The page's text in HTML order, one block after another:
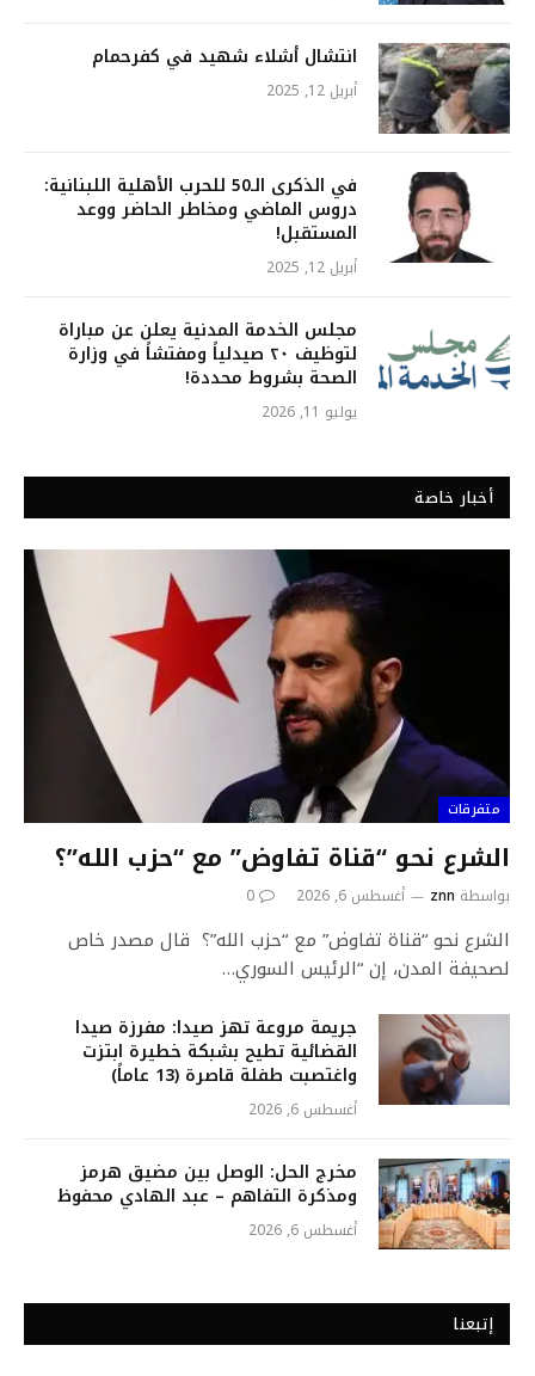
انتشال أشلاء شهيد في كفرحمام
أبريل 12, 2025
في الذكرى الـ50 للحرب الأهلية اللبنانية:
دروس الماضي ومخاطر الحاضر ووعد
المستقبل!
أبريل 12, 2025
مجلس الخدمة المدنية يعلن عن مباراة
لتوظيف ٢٠ صيدلياً ومفتشاً في وزارة
الصحة بشروط محددة!
يوليو 11, 2026
أخبار خاصة
متفرقات
الشرع نحو “قناة تفاوض” مع “حزب الله”؟
بواسطة znn أغسطس 6, 2026 0
الشرع نحو “قناة تفاوض” مع “حزب الله”؟ قال مصدر خاص
لصحيفة المدن، إن “الرئيس السوري…
جريمة مروعة تهز صيدا: مفرزة صيدا
القضائية تطيح بشبكة خطيرة ابتزت
واغتصبت طفلة قاصرة (13 عاماً)
أغسطس 6, 2026
مخرج الحل: الوصل بين مضيق هرمز
ومذكرة التفاهم – عبد الهادي محفوظ
أغسطس 6, 2026
إتبعنا